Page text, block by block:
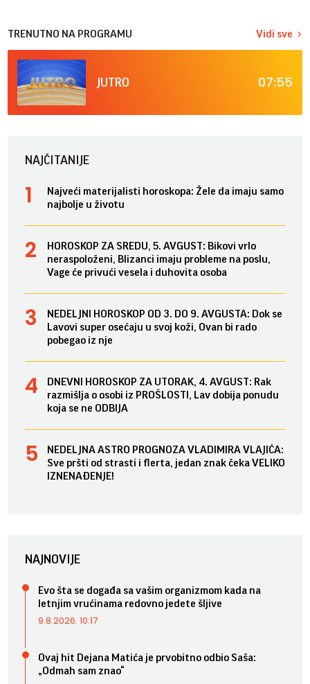
TRENUTNO NA PROGRAMU Vidi sve
JUTRO 07:55
NAJČITANIJE
Najveći materijalisti horoskopa: Žele da imaju samo
najbolje u životu
HOROSKOP ZA SREDU, 5. AVGUST: Bikovi vrlo
neraspoloženi, Blizanci imaju probleme na poslu,
Vage će privući vesela i duhovita osoba
NEDELJNI HOROSKOP OD 3. DO 9. AVGUSTA: Dok se
Lavovi super osećaju u svoj koži, Ovan bi rado
pobegao iz nje
DNEVNI HOROSKOP ZA UTORAK, 4. AVGUST: Rak
razmišlja o osobi iz PROŠLOSTI, Lav dobija ponudu
koja se ne ODBIJA
NEDELJNA ASTRO PROGNOZA VLADIMIRA VLAJIĆA:
Sve pršti od strasti i flerta, jedan znak čeka VELIKO
IZNENAĐENJE!
NAJNOVIJE
Evo šta se događa sa vašim organizmom kada na
letnjim vrućinama redovno jedete šljive
9.8.2026. 10:17
Ovaj hit Dejana Matića je prvobitno odbio Saša:
„Odmah sam znao“